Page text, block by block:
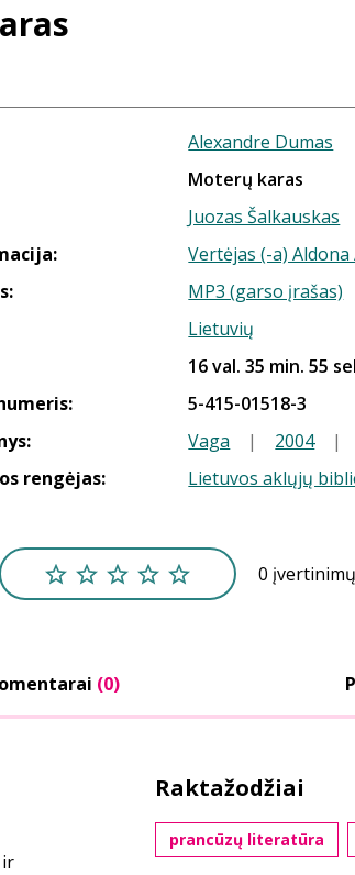
Alexandre Dumas
Moterų karas
Juozas Šalkauskas
Vertėjas (-a)
MP3 (garso įrašas)
Lietuvių
16 val. 35 min. 55
5-415-01518-3
Vaga | 2004 |
rengėjas:
Lietuvos aklųjų
0 įvertinimų
(0)
Raktažodžiai
prancūzų literatūra